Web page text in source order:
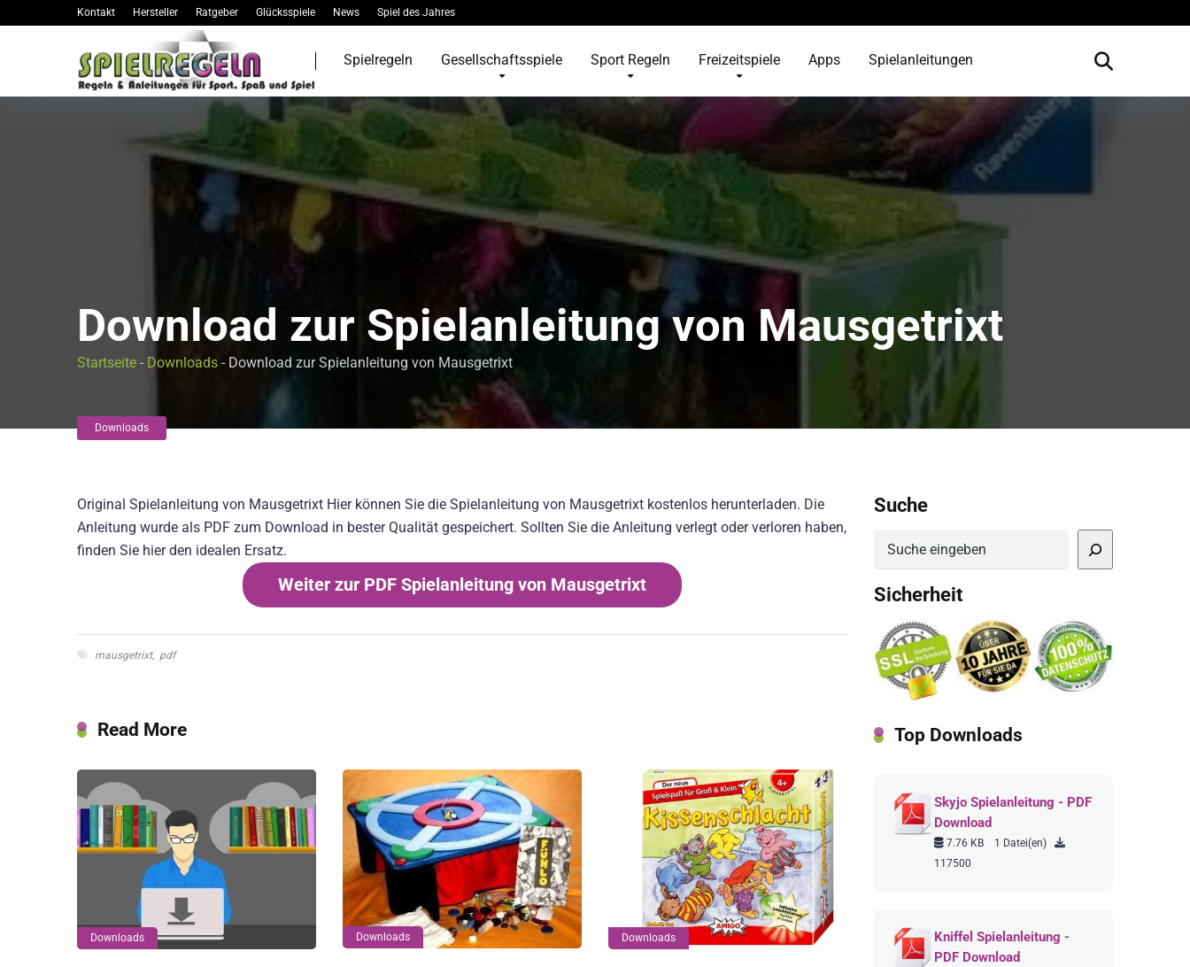
Kontakt Hersteller Ratgeber Glücksspiele News Spiel des Jahres
Spielregeln Gesellschaftsspiele Sport Regeln Freizeitspiele Apps Spielanleitungen
Download zur Spielanleitung von Mausgetrixt
Startseite - Downloads - Download zur Spielanleitung von Mausgetrixt
Downloads
Original Spielanleitung von Mausgetrixt Hier können Sie die Spielanleitung von Mausgetrixt kostenlos herunterladen. Die
Anleitung wurde als PDF zum Download in bester Qualität gespeichert. Sollten Sie die Anleitung verlegt oder verloren haben,
finden Sie hier den idealen Ersatz.
Weiter zur PDF Spielanleitung von Mausgetrixt
mausgetrixt, pdf
Read More
Downloads Downloads Downloads
Suche
Sicherheit
Top Downloads
Skyjo Spielanleitung - PDF
Download
7.76 KB
1 Datei(en)
117500
Kniffel Spielanleitung -
PDF Download